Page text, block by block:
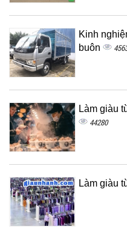
Kinh
buôn
Làm giàu
44280
Làm giàu